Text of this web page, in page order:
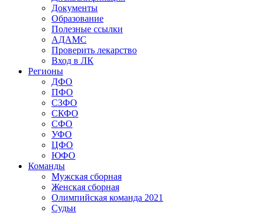
Документы
Образование
Полезные ссылки
АДАМС
Проверить лекарство
Вход в ЛК
Регионы
ДФО
ПФО
СЗФО
СКФО
СФО
УФО
ЦФО
ЮФО
Команды
Мужская сборная
Женская сборная
Олимпийская команда 2021
Судьи